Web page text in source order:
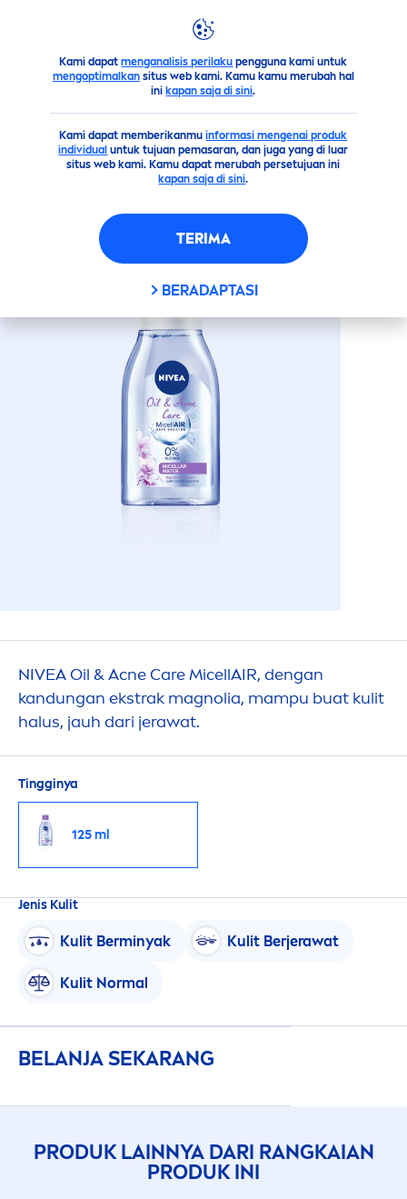
Kami dapatmenganalisis perilaku pengguna kami untuk
mengoptimalkansitus web kami. Kamu kamu merubah hal
ini kapan saja di sini.
Kami dapat memberikanmuinformasi mengenai produk
individual untuk tujuan pemasaran, dan juga yang di luar
situs web kami. Kamu dapat merubah persetujuan ini
kapan saja di sini.
TERIMA
BERADAPTASI
Sekilas Produk Kami Wajah Membersihkan
(300)
NIVEAOIL & ACNECARE
MICELLAIR125ML
NIVEAOil & Acne CareMicellAIR, dengan
kandungan ekstrak magnolia, mampu buat kulit
halus, jauh dari jerawat.
Tingginya
125 ml
Jenis Kulit
Kulit Berminyak Kulit Berjerawat
Kulit Normal
BELANJA SEKARANG
PRODUK LAINNYA DARI RANGKAIAN
PRODUK INI